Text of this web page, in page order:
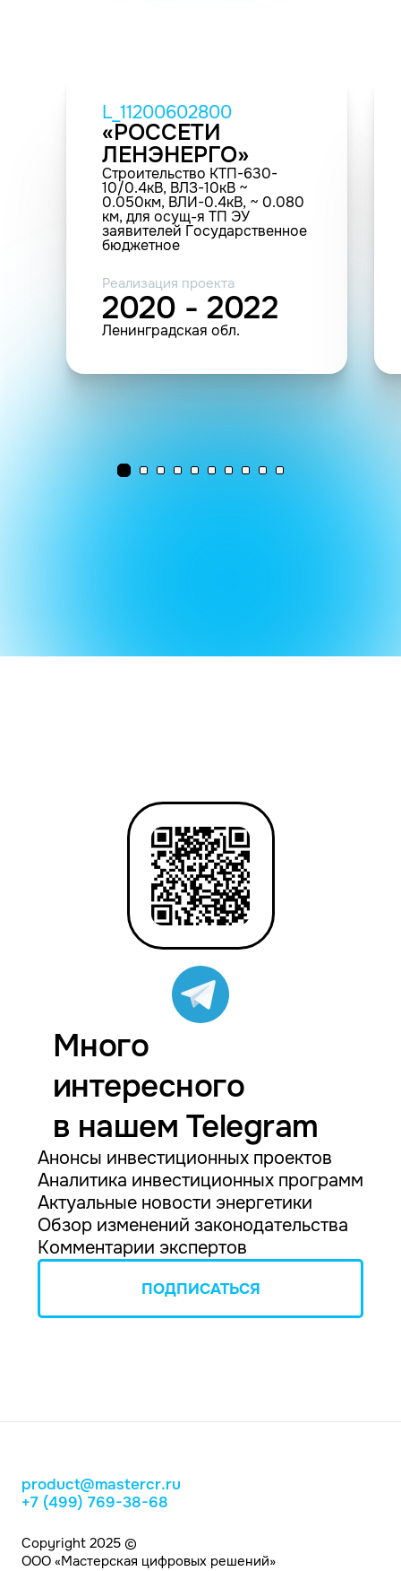
L_11200602800
«РОССЕТИ
ЛЕНЭНЕРГО»
Строительство КТП-630-
10/0.4кВ, ВЛЗ-10кВ ~
0.050км, ВЛИ-0.4кВ, ~ 0.080
км, для осущ-я ТП ЭУ
заявителей Государственное
бюджетное
учреждение Гимназия №67
Петроградского района
Санкт-Петербурга 20-6028 и
др. по адресу: пгт. Рощино,
Рощинское ГП, Выборгский
Реализация проекта
2020 - 2022
Ленинградская обл.
Много
интересного
в нашем Telegram
Анонсы инвестиционных проектов
Аналитика инвестиционных программ
Актуальные новости энергетики
Обзор изменений законодательства
Комментарии экспертов
ПОДПИСАТЬСЯ
product@mastercr.ru
+7 (499) 769-38-68
Copyright 2025 ©
ООО «Мастерская цифровых решений»